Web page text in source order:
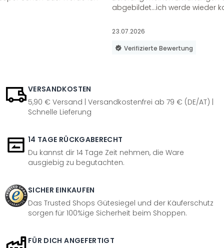
abgebildet...ich werde wieder
23.07.2026
Verifizierte Bewertung
VERSANDKOSTEN
5,90 € Versand | Versandkostenfrei ab 79 € (DE/AT) |
Schnelle Lieferung
14 TAGE RÜCKGABERECHT
Du kannst dir 14 Tage Zeit nehmen, die Ware
ausgiebig zu begutachten.
SICHER EINKAUFEN
Das Trusted Shops Gütesiegel und der Käuferschutz
sorgen für 100%ige Sicherheit beim Shoppen.
FÜR DICH ANGEFERTIGT